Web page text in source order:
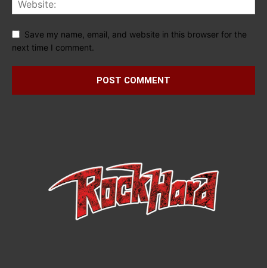
Save my name, email, and website in this browser for the
next time I comment.